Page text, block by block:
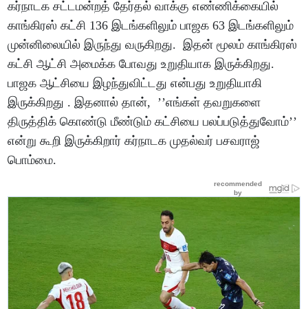
கர்நாடக சட்டமன்றத் தேர்தல் வாக்கு எண்ணிக்கையில்
காங்கிரஸ் கட்சி 136 இடங்களிலும் பாஜக 63 இடங்களிலும்
முன்னிலையில் இருந்து வருகிறது. இதன் மூலம் காங்கிரஸ்
கட்சி ஆட்சி அமைக்க போவது உறுதியாக இருக்கிறது.
பாஜக ஆட்சியை இழந்துவிட்டது என்பது உறுதியாகி
இருக்கிறது . இதனால் தான், ’’எங்கள் தவறுகளை
திருத்திக் கொண்டு மீண்டும் கட்சியை பலப்படுத்துவோம்’’
என்று கூறி இருக்கிறார் கர்நாடக முதல்வர் பசவராஜ்
பொம்மை.